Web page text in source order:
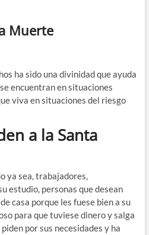
Muerte
ha sido una divinidad que ayuda
encuentran en situaciones
viva en situaciones del riesgo
a la Santa
ya sea, trabajadores,
estudio, personas que desean
casa porque les fuese bien a su
para que tuviese dinero y salga
por sus necesidades y ha